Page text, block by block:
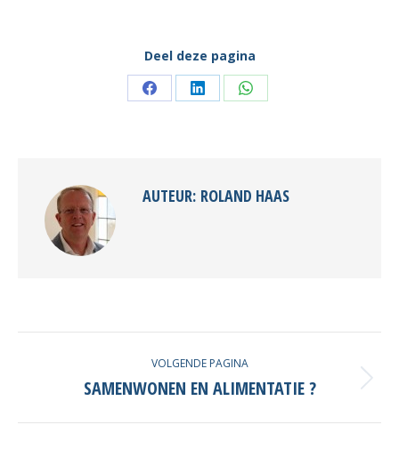
Deel deze pagina
Deel
Deel
Deel
AUTEUR: ROLAND HAAS
NAVIGATION
VOLGENDE PAGINA
Volgende
SAMENWONEN EN ALIMENTATIE ?